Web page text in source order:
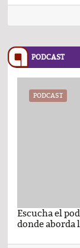
PODCAST
PODCAST
Escucha el
donde aborda